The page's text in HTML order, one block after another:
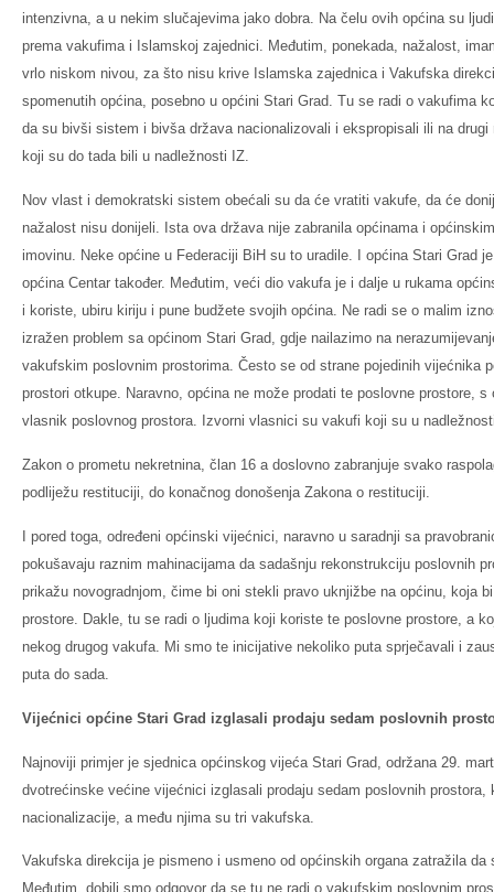
intenzivna, a u nekim slučajevima jako dobra. Na čelu ovih općina su
prema vakufima i Islamskoj zajednici. Međutim, ponekada, nažalost,
vrlo niskom nivou, za što nisu krive Islamska zajednica i Vakufska
spomenutih općina, posebno u općini Stari Grad. Tu se radi o vakufima
da su bivši sistem i bivša država nacionalizovali i ekspropisali ili na
koji su do tada bili u nadležnosti IZ.
Nov vlast i demokratski sistem obećali su da će vratiti vakufe, da će
nažalost nisu donijeli. Ista ova država nije zabranila općinama i
imovinu. Neke općine u Federaciji BiH su to uradile. I općina Stari Grad
općina Centar također. Međutim, veći dio vakufa je i dalje u rukama
i koriste, ubiru kiriju i pune budžete svojih općina. Ne radi se o malim
izražen problem sa općinom Stari Grad, gdje nailazimo na
vakufskim poslovnim prostorima. Često se od strane pojedinih vijećnika
prostori otkupe. Naravno, općina ne može prodati te poslovne prostore, s
vlasnik poslovnog prostora. Izvorni vlasnici su vakufi koji su u
Zakon o prometu nekretnina, član 16 a doslovno zabranjuje svako
podliježu restituciji, do konačnog donošenja Zakona o restituciji.
I pored toga, određeni općinski vijećnici, naravno u saradnji sa
pokušavaju raznim mahinacijama da sadašnju rekonstrukciju poslovnih
prikažu novogradnjom, čime bi oni stekli pravo uknjižbe na općinu, koja
prostore. Dakle, tu se radi o ljudima koji koriste te poslovne prostore, a
nekog drugog vakufa. Mi smo te inicijative nekoliko puta sprječavali i
puta do sada.
Vijećnici općine Stari Grad izglasali prodaju sedam poslovnih
Najnoviji primjer je sjednica općinskog vijeća Stari Grad, održana 29.
dvotrećinske većine vijećnici izglasali prodaju sedam poslovnih
nacionalizacije, a među njima su tri vakufska.
Vakufska direkcija je pismeno i usmeno od općinskih organa zatražila da
Međutim, dobili smo odgovor da se tu ne radi o vakufskim poslovnim